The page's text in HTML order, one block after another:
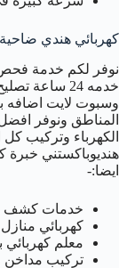
كهربائي هندي ضاحية
نوفر لكم خدمة فحص
خدمه 24
المناطق ونوفر
الكهرباء وتركيب كل
هنديوباكستني خبرة
ايضا:-
خدمات كشف
كهربائي
معلم كهربائي
تركيب مداخن